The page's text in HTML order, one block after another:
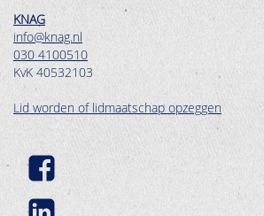
KNAG
info@knag.nl
030 4100510
KvK 40532103
Lid worden of lidmaatschap opzeggen